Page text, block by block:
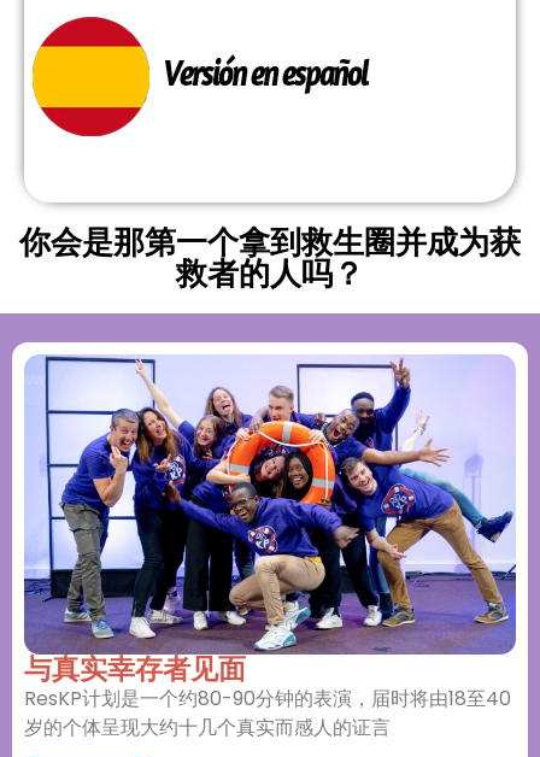
你会是那第一个拿到救生圈并成为获
救者的人吗？
与真实幸存者见面
ResKP计划是一个约80-90分钟的表演，届时将由18至40
岁的个体呈现大约十几个真实而感人的证言